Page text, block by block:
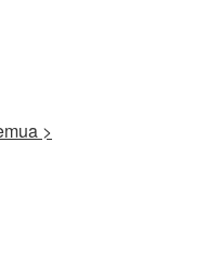
>